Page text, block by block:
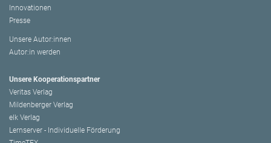
Innovationen
Presse
Unsere Autor:innen
Autor:in werden
Unsere Kooperationspartner
Veritas Verlag
Mildenberger Verlag
elk Verlag
Lernserver - Individuelle Förderung